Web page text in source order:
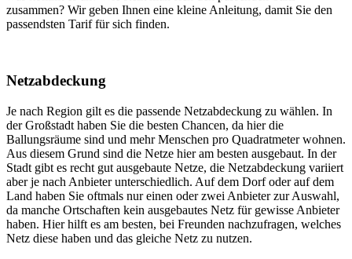
zusammen? Wir geben Ihnen eine kleine Anleitung, damit Sie den
passendsten Tarif für sich finden.
Netzabdeckung
Je nach Region gilt es die passende Netzabdeckung zu wählen. In
der Großstadt haben Sie die besten Chancen, da hier die
Ballungsräume sind und mehr Menschen pro Quadratmeter wohnen.
Aus diesem Grund sind die Netze hier am besten ausgebaut. In der
Stadt gibt es recht gut ausgebaute Netze, die Netzabdeckung variiert
aber je nach Anbieter unterschiedlich. Auf dem Dorf oder auf dem
Land haben Sie oftmals nur einen oder zwei Anbieter zur Auswahl,
da manche Ortschaften kein ausgebautes Netz für gewisse Anbieter
haben. Hier hilft es am besten, bei Freunden nachzufragen, welches
Netz diese haben und das gleiche Netz zu nutzen.